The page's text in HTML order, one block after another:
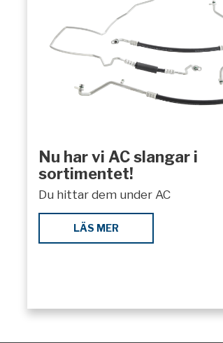
Nu har vi AC slangar i
sortimentet!
Du hittar dem under AC
LÄS MER